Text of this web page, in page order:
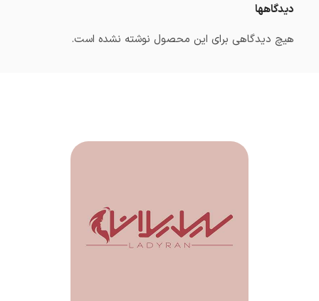
دیدگاهها
هیچ دیدگاهی برای این محصول نوشته نشده است.